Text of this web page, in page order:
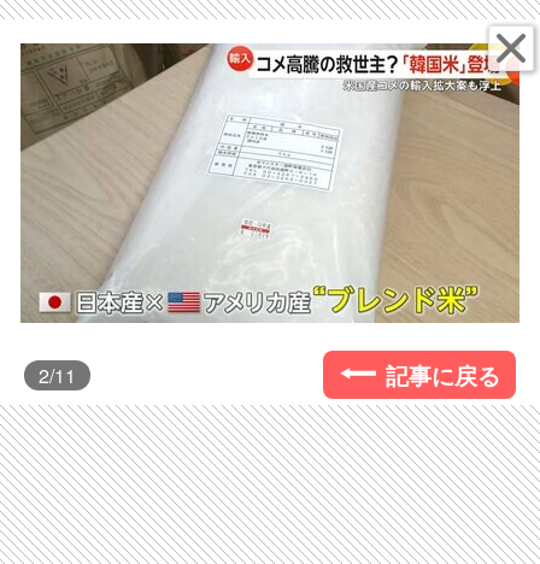
2/11 記事に戻る